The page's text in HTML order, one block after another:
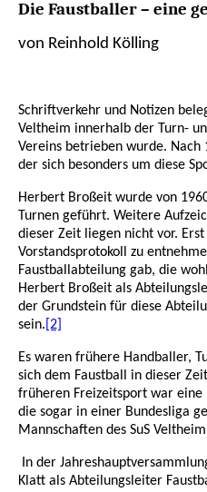
Die Faustballer – eine
von Reinhold Kölling
Schriftverkehr und Notizen
Veltheim innerhalb der Turn-
Vereins betrieben wurde.
der sich besonders um diese
Herbert Broßeit wurde von
Turnen geführt. Weitere
dieser Zeit liegen nicht vor.
Vorstandsprotokoll zu
Faustballabteilung gab, die
Herbert Broßeit als
der Grundstein für diese
sein. [2]
Es waren frühere Handballer,
sich dem Faustball in dieser
früheren Freizeitsport war eine
die sogar in einer Bundesliga
Mannschaften des SuS
In der
Klatt als Abteilungsleiter